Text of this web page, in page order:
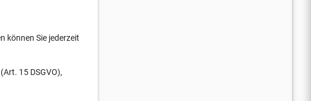
können Sie jederzeit
15 DSGVO),